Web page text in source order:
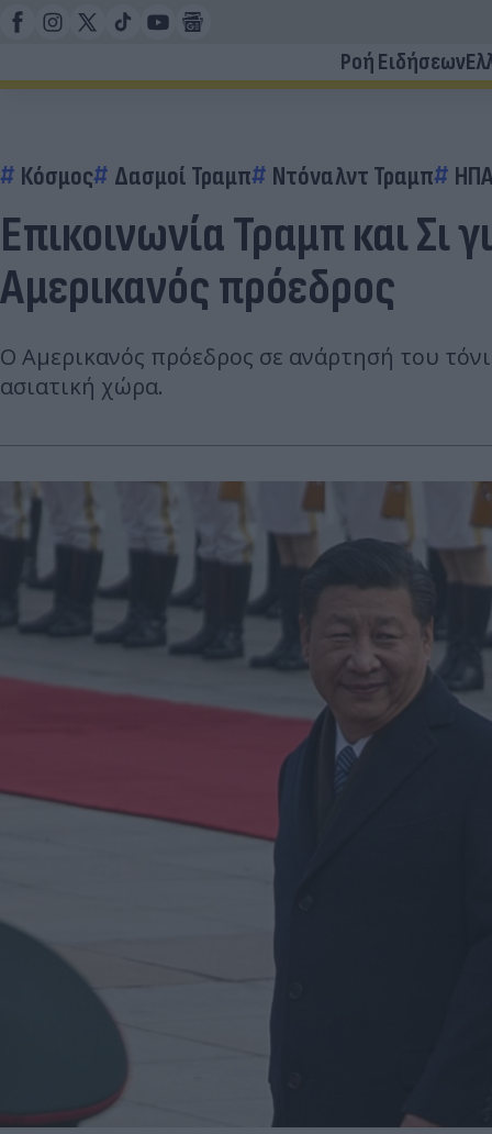
Ροή Ειδήσεων
Κόσμος Δασμοί Τραμπ Ντόναλντ Τραμπ
Επικοινωνία Τραμπ και
Αμερικανός πρόεδρος
Ο Αμερικανός πρόεδρος σε ανάρτησή του
ασιατική χώρα.